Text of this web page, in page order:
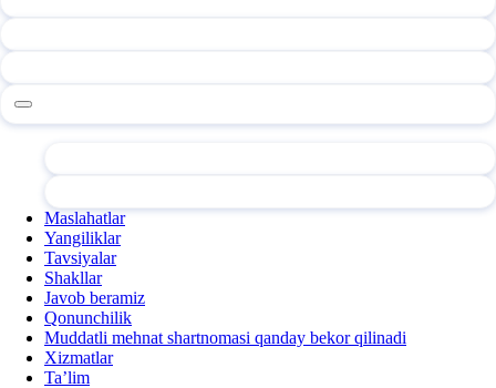
Maslahatlar
Yangiliklar
Tavsiyalar
Shakllar
Javob beramiz
Qonunchilik
Muddatli mehnat shartnomasi qanday bekor qilinadi
Xizmatlar
Ta’lim